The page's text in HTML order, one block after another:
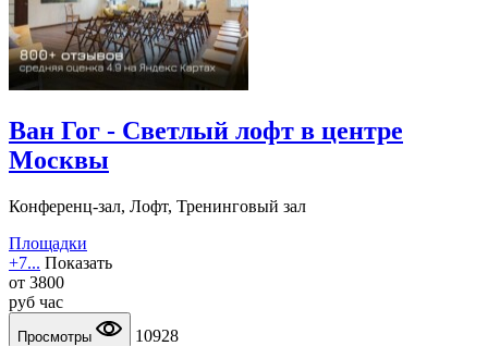
Ван Гог - Светлый лофт в центре
Москвы
Конференц-зал, Лофт, Тренинговый зал
Площадки
+7... Показать
от 3800
руб час
Просмотры
10928